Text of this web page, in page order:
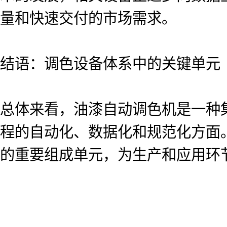
量和快速交付的市场需求。
结语：调色设备体系中的关键单元
总体来看，油漆自动调色机是一
程的自动化、数据化和规范化方
的重要组成单元，为生产和应用环